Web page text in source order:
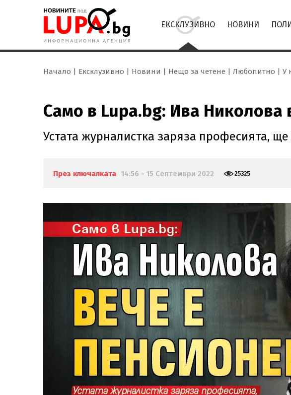
ЕКСКЛУЗИВНО НОВИНИ
Начало Ексклузивно Новини Нещо за четене Любопитно У
Само в Lupa.bg: Ива Николова
Устата журналистка заряза професията,
През ключалката 14:56 - 15 Септември 2022 25325